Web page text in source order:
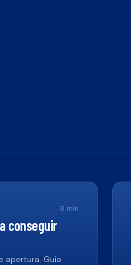
8 min
conseguir
apertura. Guia